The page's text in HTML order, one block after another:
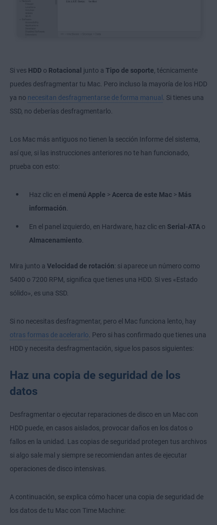
Si ves HDD o Rotacional junto a Tipo de soporte, técnicamente
puedes desfragmentar tu Mac. Pero incluso la mayoría de los HDD
ya no necesitan desfragmentarse de forma manual . Si tienes una
SSD, no deberías desfragmentarlo.
Los Mac más antiguos no tienen la sección Informe del sistema,
así que, si las instrucciones anteriores no te han funcionado,
prueba con esto:
Haz clic en el menú Apple > Acerca de este Mac > Más
información.
En el panel izquierdo, en Hardware, haz clic en Serial-ATA o
Almacenamiento.
Mira junto a Velocidad de rotación: si aparece un número como
5400 o 7200 RPM, significa que tienes una HDD. Si ves «Estado
sólido», es una SSD.
Si no necesitas desfragmentar, pero el Mac funciona lento, hay
otras formas de acelerarlo. Pero si has confirmado que tienes una
HDD y necesita desfragmentación, sigue los pasos siguientes:
Haz una copia de seguridad de los
datos
Desfragmentar o ejecutar reparaciones de disco en un Mac con
HDD puede, en casos aislados, provocar daños en los datos o
fallos en la unidad. Las copias de seguridad protegen tus archivos
si algo sale mal y siempre se recomiendan antes de ejecutar
operaciones de disco intensivas.
A continuación, se explica cómo hacer una copia de seguridad de
los datos de tu Mac con Time Machine: